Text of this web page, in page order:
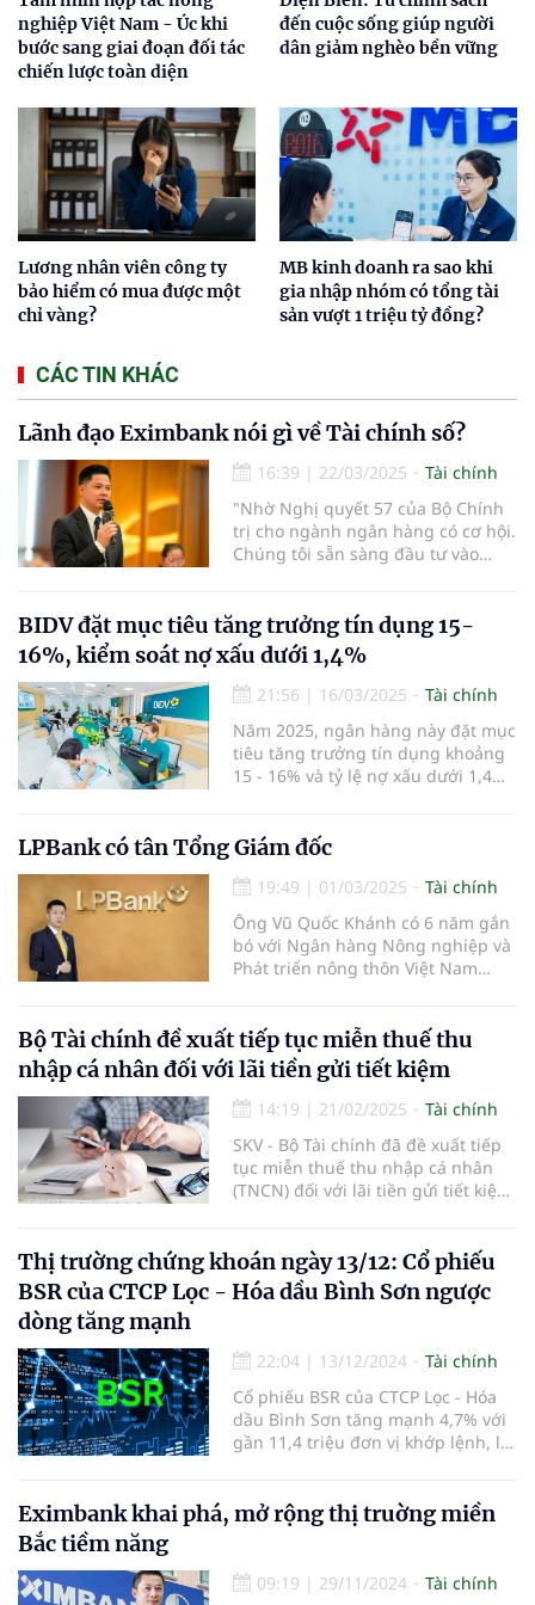
nghiệp Việt Nam - Úc khi
bước sang giai đoạn đối tác
chiến lược toàn diện
đến cuộc sống giúp người
dân giảm nghèo bền vững
Lương nhân viên công ty
bảo hiểm có mua được một
chỉ vàng?
MB kinh doanh ra sao khi
gia nhập nhóm có tổng tài
sản vượt 1 triệu tỷ đồng?
CÁC TIN KHÁC
Lãnh đạo Eximbank nói gì về Tài chính số?
16:39 | 22/03/2025
Tài chính
"Nhờ Nghị quyết 57 của Bộ Chính
trị cho ngành ngân hàng có cơ hội.
Chúng tôi sẵn sàng đầu tư vào
thành viên HĐQT Ngân hàng TMCP
Eximbank nhấn mạnh.
BIDV đặt mục tiêu tăng trưởng tín dụng 15-
16%, kiểm soát nợ xấu dưới 1,4%
21:56 | 16/03/2025
Tài chính
Năm 2025, ngân hàng này đặt mục
tiêu tăng trưởng tín dụng khoảng
15 - 16% và tỷ lệ nợ xấu dưới 1,4%.
cổ phiếu từ nguồn ợi nhuận sau
2023.
LPBank có tân Tổng Giám đốc
19:49 | 01/03/2025
Tài chính
Ông Vũ Quốc Khánh có 6 năm gắn
bó với Ngân hàng Nông nghiệp và
Phát triển nông thôn Việt Nam
Bộ Tài chính đề xuất tiếp tục miễn thuế thu
nhập cá nhân đối với lãi tiền gửi tiết kiệm
14:19 | 21/02/2025
Tài chính
SKV - Bộ Tài chính đã đề xuất tiếp
tục miễn thuế thu nhập cá nhân
(TNCN) đối với lãi tiền gửi tiết kiệm,
trợ nguồn vốn cho nền kinh tế.
Thị trường chứng khoán ngày 13/12: Cổ phiếu
BSR của CTCP Lọc - Hóa dầu Bình Sơn ngược
dòng tăng mạnh
22:04 | 13/12/2024
Tài chính
Cổ phiếu BSR của CTCP Lọc - Hóa
dầu Bình Sơn tăng mạnh 4,7% với
gần 11,4 triệu đơn vị khớp lệnh, là
Eximbank khai phá, mở rộng thị truờng miền
Bắc tiềm năng
09:19 | 29/11/2024
Tài chính